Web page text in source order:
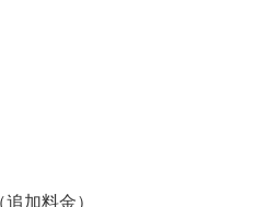
加料金）